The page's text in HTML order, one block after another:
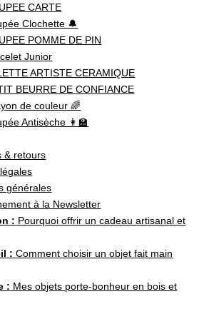
CARTE
Clochette 🔔
POMME DE PIN
Junior
ARTISTE CERAMIQUE
BEURRE DE CONFIANCE
de couleur 🌈
Antisèche 👩‍🏫
& retours
générales
à la Newsletter
: Pourquoi offrir un cadeau artisanal et
: Comment choisir un objet fait main
: Mes objets porte-bonheur en bois et